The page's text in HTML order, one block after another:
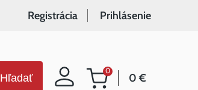
Nákupný
0
0 €
Hľadať
Registrácia Prihlásenie